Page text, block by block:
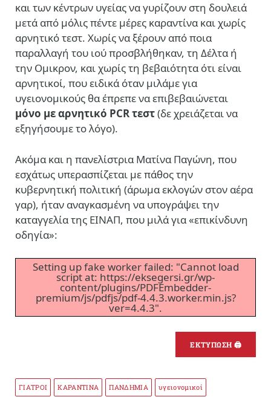
και των κέντρων υγείας να γυρίζουν στη δουλειά
μετά από μόλις πέντε μέρες καραντίνα και χωρίς
αρνητικό τεστ. Χωρίς να ξέρουν από ποια
παραλλαγή του ιού προσβλήθηκαν, τη Δέλτα ή
την Ομικρον, και χωρίς τη βεβαιότητα ότι είναι
αρνητικοί, που ειδικά όταν μιλάμε για
υγειονομικούς θα έπρεπε να επιβεβαιώνεται
μόνο με αρνητικό PCR τεστ(δε χρειάζεται να
εξηγήσουμε το λόγο).
Ακόμα και η πανελίστρια Ματίνα Παγώνη, που
εσχάτως υπερασπίζεται με πάθος την
κυβερνητική πολιτική (άρωμα εκλογών στον αέρα
γαρ), ήταν αναγκασμένη να υπογράψει την
καταγγελία της ΕΙΝΑΠ, που μιλά για «επικίνδυνη
οδηγία»:
Setting up fake worker failed: "Cannot load
script at: https://eksegersi.gr/wp-
content/plugins/PDFEmbedder-
premium/js/pdfjs/pdf-4.4.3.worker.min.js?
ver=4.4.3".
ΕΚΤΥΠΩΣΗ 🖨
ΓΙΑΤΡΟΙ ΚΑΡΑΝΤΙΝΑ ΠΑΝΔΗΜΙΑ υγειονομικοί